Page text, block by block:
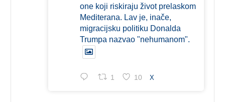
one koji riskiraju život prelaskom
Mediterana. Lav je, inače,
migracijsku politiku Donalda
Trumpa nazvao "nehumanom".
1 10 X